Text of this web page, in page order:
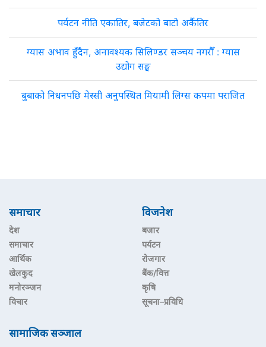
पर्यटन नीति एकातिर, बजेटको बाटो अर्कैतिर
ग्यास अभाव हुँदैन, अनावश्यक सिलिण्डर सञ्चय नगरौँ : ग्यास
उद्योग सङ्घ
बुबाको निधनपछि मेस्सी अनुपस्थित मियामी लिग्स कपमा पराजित
समाचार
देश
समाचार
आर्थिक
खेलकुद
मनोरञ्जन
विचार
विजनेश
बजार
पर्यटन
रोजगार
बैंक/वित्त
कृषि
सूचना–प्रविधि
सामाजिक सञ्जाल